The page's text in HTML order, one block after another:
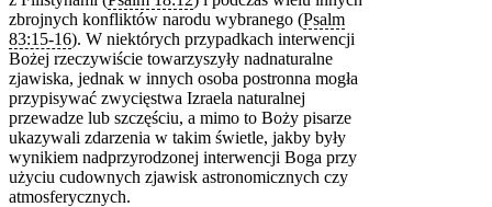
zbrojnych konfliktów narodu wybranego (Psalm
83:15‑16). W niektórych przypadkach interwencji
Bożej rzeczywiście towarzyszyły nadnaturalne
zjawiska, jednak w innych osoba postronna mogła
przypisywać zwycięstwa Izraela naturalnej
przewadze lub szczęściu, a mimo to Boży pisarze
ukazywali zdarzenia w takim świetle, jakby były
wynikiem nadprzyrodzonej interwencji Boga przy
użyciu cudownych zjawisk astronomicznych czy
atmosferycznych.